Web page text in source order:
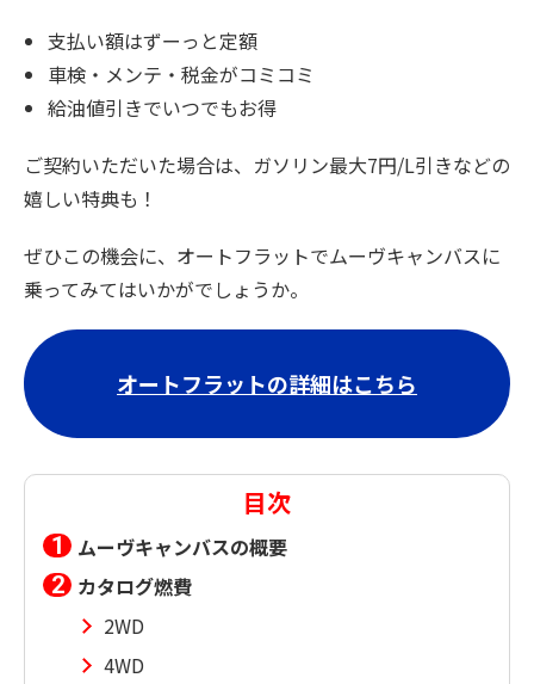
支払い額はずーっと定額
車検・メンテ・税金がコミコミ
給油値引きでいつでもお得
ご契約いただいた場合は、ガソリン最大7円/L引きなどの
嬉しい特典も！
ぜひこの機会に、オートフラットでムーヴキャンバスに
乗ってみてはいかがでしょうか。
オートフラットの詳細はこちら
目次
ムーヴキャンバスの概要
カタログ燃費
2WD
4WD